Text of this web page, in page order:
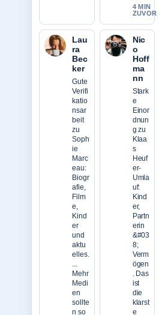
4 MIN
ZUVOR
Lau
ra
Bec
ker
Gute
Verifi
katio
nsar
beit
zu
Soph
ie
Marc
eau:
Biogr
afie,
Film
e,
Kind
er
und
aktu
elles.
...
Mehr
Medi
en
sollte
n so
Nic
o
Hoff
ma
nn
Stark
e
Einor
dnun
g zu
Klaa
s
Heuf
er-
Umla
uf:
Kind
er,
Partn
erin
&#03
8;
Verm
ögen
. Das
ist
die
klarst
e